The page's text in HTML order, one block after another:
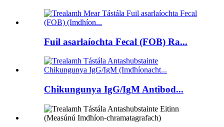
Fuil asarlaíochta Fecal (FOB) Ra...
Chikungunya IgG/IgM Antibod...